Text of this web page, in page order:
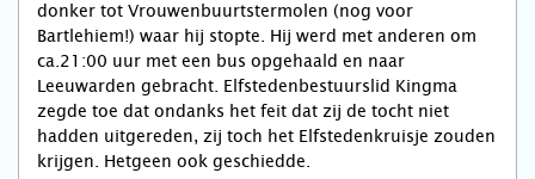
donker tot Vrouwenbuurtstermolen (nog voor
Bartlehiem!) waar hij stopte. Hij werd met anderen om
ca.21:00 uur met een bus opgehaald en naar
Leeuwarden gebracht. Elfstedenbestuurslid Kingma
zegde toe dat ondanks het feit dat zij de tocht niet
hadden uitgereden, zij toch het Elfstedenkruisje zouden
krijgen. Hetgeen ook geschiedde.